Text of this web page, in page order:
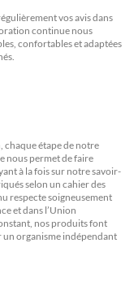
vos avis dans
continue nous
confortables et adaptées
chaque étape de notre
nous permet de faire
à la fois sur notre savoir-
selon un cahier des
respecte soigneusement
et dans l’Union
nos produits font
un organisme indépendant